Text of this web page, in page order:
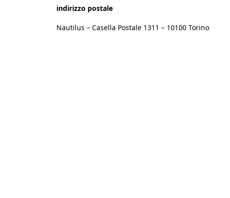
indirizzo postale
Nautilus – Casella Postale 1311 – 10100 Torino